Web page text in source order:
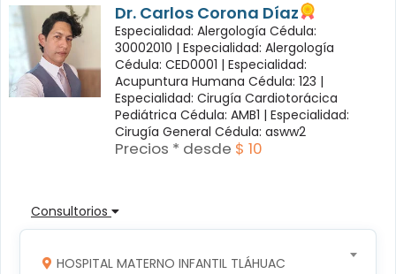
Dr. Carlos Corona Díaz
Especialidad: Alergología Cédula:
30002010 | Especialidad: Alergología
Cédula: CED0001 | Especialidad:
Acupuntura Humana Cédula: 123 |
Especialidad: Cirugía Cardiotorácica
Pediátrica Cédula: AMB1 | Especialidad:
Cirugía General Cédula: asww2
Precios * desde $ 10
Consultorios
HOSPITAL MATERNO INFANTIL TLÁHUAC